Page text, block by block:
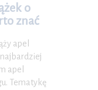
o
znać
apel
apel
Tematykę